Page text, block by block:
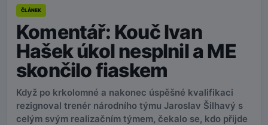
ČLÁNEK
Komentář: Kouč Ivan
Hašek úkol nesplnil a ME
skončilo fiaskem
Když po krkolomné a nakonec úspěšné kvalifikaci
rezignoval trenér národního týmu Jaroslav Šilhavý s
celým svým realizačním týmem, čekalo se, kdo přijde